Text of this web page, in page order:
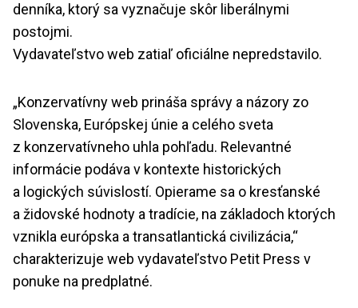
denníka, ktorý sa vyznačuje skôr liberálnymi
postojmi.
Vydavateľstvo web zatiaľ oficiálne nepredstavilo.
„Konzervatívny web prináša správy a názory zo
Slovenska, Európskej únie a celého sveta
z konzervatívneho uhla pohľadu. Relevantné
informácie podáva v kontexte historických
a logických súvislostí. Opierame sa o kresťanské
a židovské hodnoty a tradície, na základoch ktorých
vznikla európska a transatlantická civilizácia,“
charakterizuje web vydavateľstvo Petit Press v
ponuke na predplatné.